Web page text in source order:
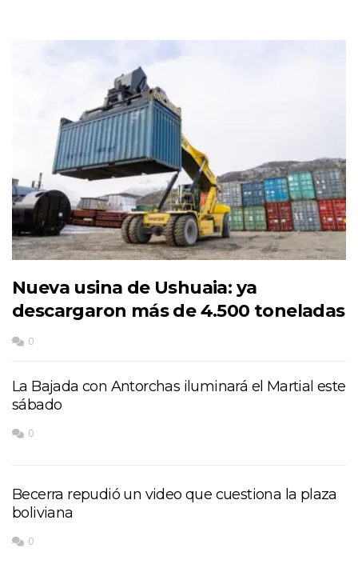
Nueva usina de Ushuaia: ya
descargaron más de 4.500 toneladas
0
La Bajada con Antorchas iluminará el Martial este
sábado
0
Becerra repudió un video que cuestiona la plaza
boliviana
0